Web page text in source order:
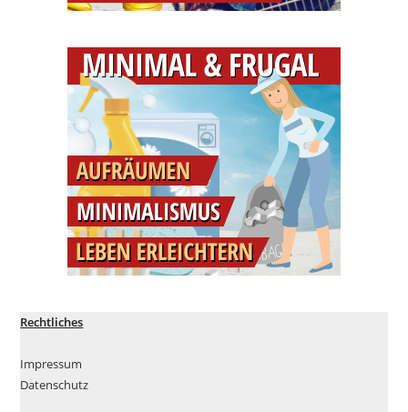
Rechtliches
Impressum
Datenschutz